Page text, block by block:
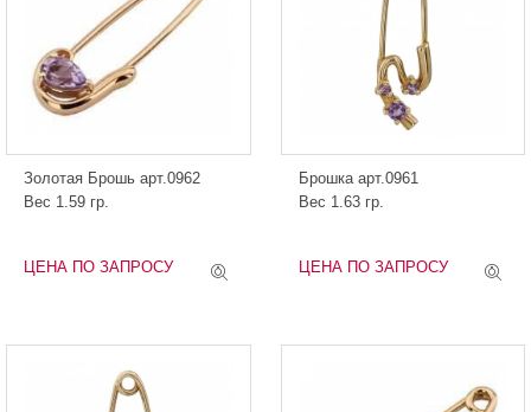
Золотая Брошь арт.0962
Вес 1.59 гр.
ЦЕНА ПО ЗАПРОСУ
Брошка арт.0961
Вес 1.63 гр.
ЦЕНА ПО ЗАПРОСУ